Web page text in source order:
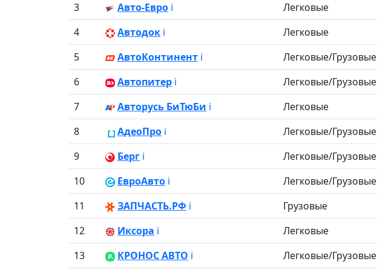
3 Авто-Евро ℹ️ Легковые
4 Автодок ℹ️ Легковые
5 АвтоКонтинент ℹ️ Легковые/Грузовые
6 Автопитер ℹ️ Легковые/Грузовые
7 Авторусь БиТюБи ℹ️ Легковые
8 АдеоПро ℹ️ Легковые/Грузовые
9 Берг ℹ️ Легковые/Грузовые
10 ЕвроАвто ℹ️ Легковые/Грузовые
11 ЗАПЧАСТЬ.РФ ℹ️ Грузовые
12 Иксора ℹ️ Легковые
13 КРОНОС АВТО ℹ️ Легковые/Грузовые